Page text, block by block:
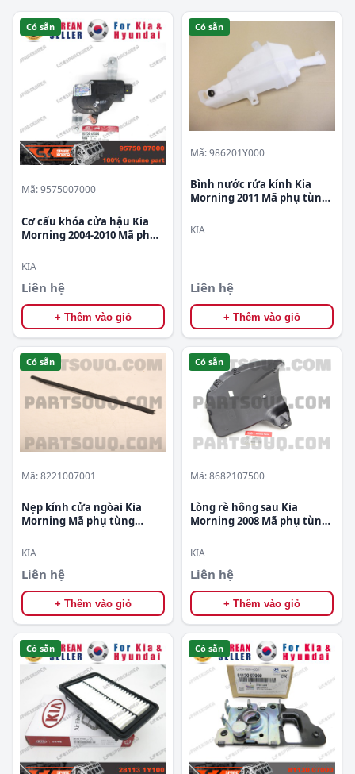
Samsung
Có sẵn
Mã: 9575007000
Cơ cấu khóa cửa hậu Kia
Morning 2004-2010 Mã phụ
KIA
Liên hệ
+ Thêm vào giỏ
Có sẵn
Mã: 986201Y000
Bình nước rửa kính Kia
Morning 2011 Mã phụ tùng
KIA
Liên hệ
+ Thêm vào giỏ
Có sẵn
Mã: 8221007001
Nẹp kính cửa ngòai Kia
Morning Mã phụ tùng
KIA
Liên hệ
+ Thêm vào giỏ
Có sẵn
Mã: 8682107500
Lòng rè hông sau Kia
Morning 2008 Mã phụ tùng
KIA
Liên hệ
+ Thêm vào giỏ
Có sẵn Có sẵn